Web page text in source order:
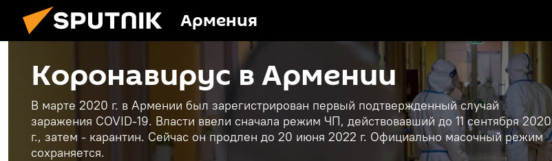
Армения
Коронавирус в Армении
В марте 2020 г. в Армении был зарегистрирован первый подтвержденный случай
заражения COVID-19. Власти ввели сначала режим ЧП, действовавший до 11 сентября 2020
г., затем - карантин. Сейчас он продлен до 20 июня 2022 г. Официально масочный режим
сохраняется.